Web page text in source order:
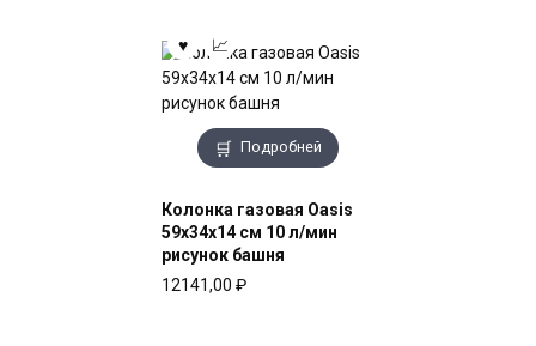
Подробней
Колонка газовая Oasis
59x34x14 см 10 л/мин
рисунок башня
12141,00 ₽